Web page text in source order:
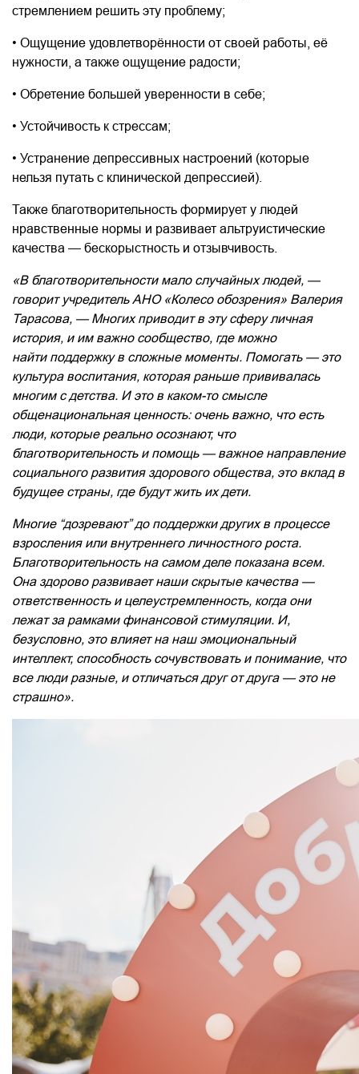
стремлением решить эту проблему;
• Ощущение удовлетворённости от своей работы, её
нужности, а также ощущение радости;
• Обретение большей уверенности в себе;
• Устойчивость к стрессам;
• Устранение депрессивных настроений (которые
нельзя путать с клинической депрессией).
Также благотворительность формирует у людей
нравственные нормы и развивает альтруистические
качества — бескорыстность и отзывчивость.
«В благотворительности мало случайных людей, —
говорит учредитель АНО «Колесо обозрения» Валерия
Тарасова, — Многих приводит в эту сферу личная
история, и им важно сообщество, где можно
найти поддержку в сложные моменты. Помогать — это
культура воспитания, которая раньше прививалась
многим с детства. И это в каком-то смысле
общенациональная ценность: очень важно, что есть
люди, которые реально осознают, что
благотворительность и помощь — важное направление
социального развития здорового общества, это вклад в
будущее страны, где будут жить их дети.
Многие “дозревают” до поддержки других в процессе
взросления или внутреннего личностного роста.
Благотворительность на самом деле показана всем.
Она здорово развивает наши скрытые качества —
ответственность и целеустремленность, когда они
лежат за рамками финансовой стимуляции. И,
безусловно, это влияет на наш эмоциональный
интеллект, способность сочувствовать и понимание, что
все люди разные, и отличаться друг от друга — это не
страшно».